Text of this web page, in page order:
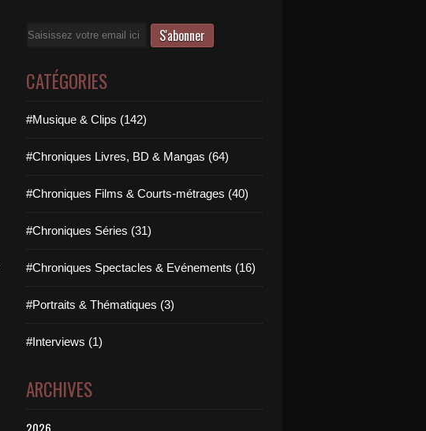
Email
CATÉGORIES
#Musique & Clips (142)
#Chroniques Livres, BD & Mangas (64)
#Chroniques Films & Courts-métrages (40)
#Chroniques Séries (31)
#Chroniques Spectacles & Evénements (16)
#Portraits & Thématiques (3)
#Interviews (1)
ARCHIVES